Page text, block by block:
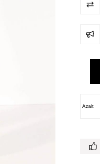
Azalt